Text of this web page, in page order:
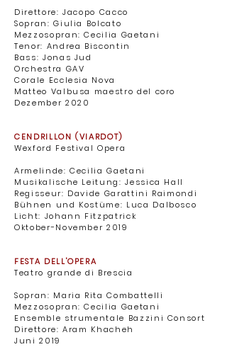
Direttore: Jacopo Cacco
Sopran: Giulia Bolcato
Mezzosopran: Cecilia Gaetani
Tenor: Andrea Biscontin
Bass: Jonas Jud
Orchestra GAV ​
Corale Ecclesia Nova
Matteo Valbusa maestro del coro ​
Dezember 2020
CENDRILLON (VIARDOT)
Wexford Festival Opera
Armelinde: Cecilia Gaetani ​
Musikalische Leitung: Jessica Hall
Regisseur: Davide Garattini Raimondi
Bühnen und Kostüme: Luca Dalbosco
Licht: Johann Fitzpatrick ​
Oktober-November 2019 ​
FESTA DELL'OPERA
Teatro grande di Brescia
Sopran: Maria Rita Combattelli
Mezzosopran: Cecilia Gaetani
Ensemble strumentale Bazzini Consort
Direttore: Aram Khacheh ​
Juni 2019